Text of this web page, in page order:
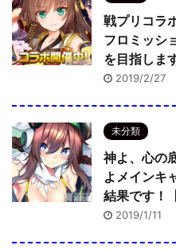
戦プリコラ
フロミッシ
を目指しま
2019/2/27
未分類
神よ、心の
よメインキ
結果です！
2019/1/11